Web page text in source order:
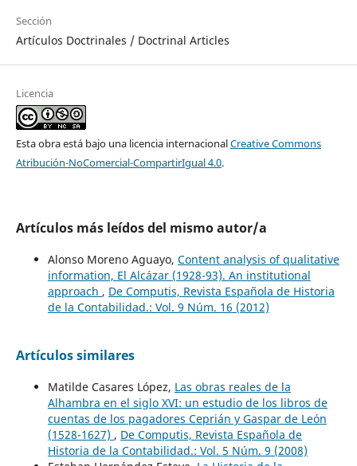
Sección
Artículos Doctrinales / Doctrinal Articles
Licencia
Esta obra está bajo una licencia internacionalCreative Commons
Atribución-NoComercial-CompartirIgual 4.0.
Artículos más leídos del mismo autor/a
Alonso Moreno Aguayo, Content analysis of qualitative
information, El Alcázar (1928-93). An institutional
approach , De Computis, Revista Española de Historia
de la Contabilidad.: Vol. 9 Núm. 16 (2012)
Artículos similares
Matilde Casares López, Las obras reales de la
Alhambra en el siglo XVI: un estudio de los libros de
cuentas de los pagadores Ceprián y Gaspar de León
(1528-1627) , De Computis, Revista Española de
Historia de la Contabilidad.: Vol. 5 Núm. 9 (2008)